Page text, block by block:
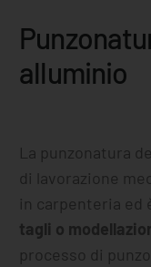
alluminio
La punzonatura
di lavorazione
in carpenteria ed
tagli o
processo di
Prodotti standard
Lavorazione
Lavorazione dal
Servizi sulla
Lavorazioni